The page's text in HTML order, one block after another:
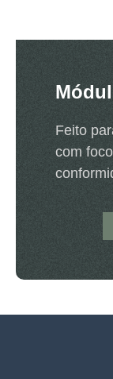
Feito
com